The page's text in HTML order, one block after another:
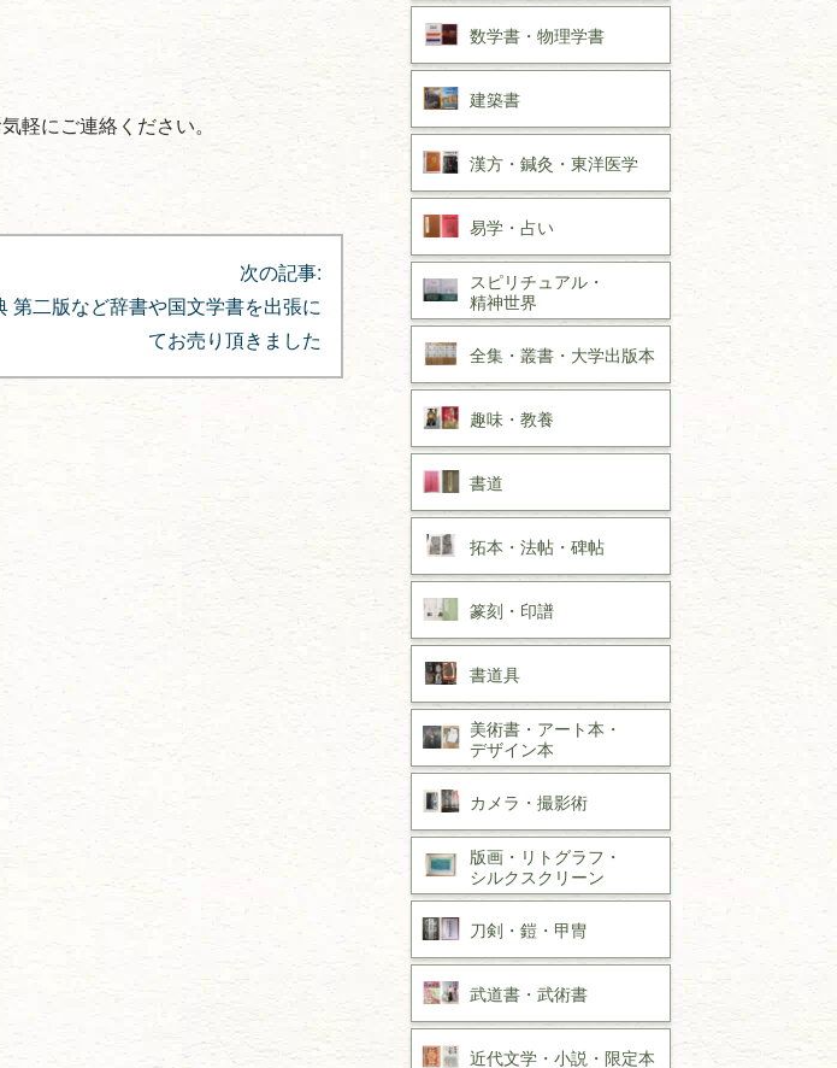
軽にご連絡ください。
次の記事:
第二版など辞書や国文学書を出張に
てお売り頂きました
数学書・ 物理学書
建築書
漢方・ 鍼灸・ 東洋医学
易学・ 占い
スピリチュアル・
精神世界
全集・ 叢書・ 大学出版本
趣味・ 教養
書道
拓本・法帖・ 碑帖
篆刻・印譜
書道具
美術書・アート本・
デザイン本
カメラ・撮影術
版画・リトグラフ・
シルクスクリーン
刀剣・ 鎧・ 甲冑
武道書・ 武術書
近代文学・ 小説・限定本